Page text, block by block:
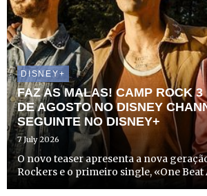
DISNEY+
FAZ AS MALAS! CAMP ROCK 3
DE AGOSTO NO DISNEY
SEGUINTE NO DISNEY+
7 July 2026
O novo teaser apresenta a nova
Rockers e o primeiro single, «One Beat